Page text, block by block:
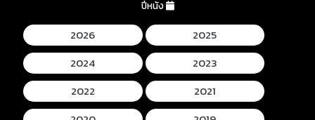
ปีหนัง
2026
2025
2024
2023
2022
2021